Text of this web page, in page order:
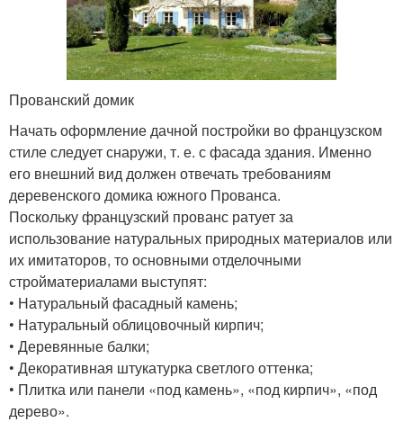
Прованский домик
Начать оформление дачной постройки во французском
стиле следует снаружи, т. е. с фасада здания. Именно
его внешний вид должен отвечать требованиям
деревенского домика южного Прованса.
Поскольку французский прованс ратует за
использование натуральных природных материалов или
их имитаторов, то основными отделочными
стройматериалами выступят:
• Натуральный фасадный камень;
• Натуральный облицовочный кирпич;
• Деревянные балки;
• Декоративная штукатурка светлого оттенка;
• Плитка или панели «под камень», «под кирпич», «под
дерево».